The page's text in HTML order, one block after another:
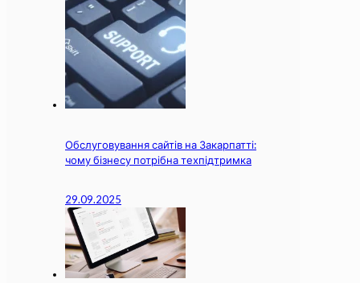
Обслуговування сайтів на Закарпатті:
чому бізнесу потрібна техпідтримка
29.09.2025